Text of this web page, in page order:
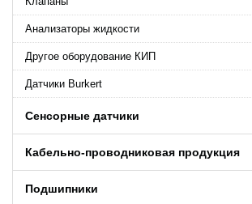
Анализаторы жидкости
Другое оборудование КИП
Датчики Burkert
Сенсорные датчики
Кабельно-проводниковая продукция
Подшипники